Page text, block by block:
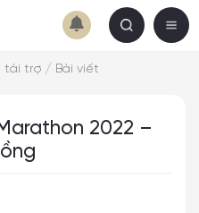
tài trợ / Bài viết
2022 –